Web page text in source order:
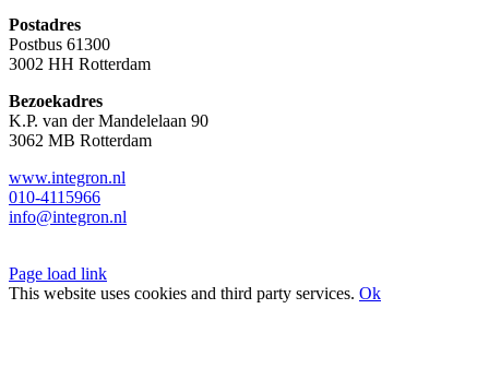
Postadres
Postbus 61300
3002 HH Rotterdam
Bezoekadres
K.P. van der Mandelelaan 90
3062 MB Rotterdam
www.integron.nl
010-4115966
info@integron.nl
Page load link
This website uses cookies and third party services. Ok